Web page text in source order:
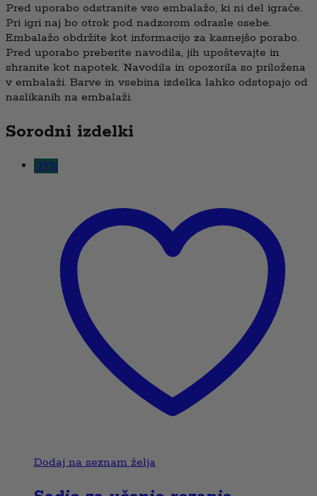
Pred uporabo odstranite vso embalažo, ki ni del igrače.
Pri igri naj bo otrok pod nadzorom odrasle osebe.
Embalažo obdržite kot informacijo za kasnejšo porabo.
Pred uporabo preberite navodila, jih upoštevajte in
shranite kot napotek. Navodila in opozorila so priložena
v embalaži. Barve in vsebina izdelka lahko odstopajo od
naslikanih na embalaži.
Sorodni izdelki
-19%
Dodaj na seznam želja